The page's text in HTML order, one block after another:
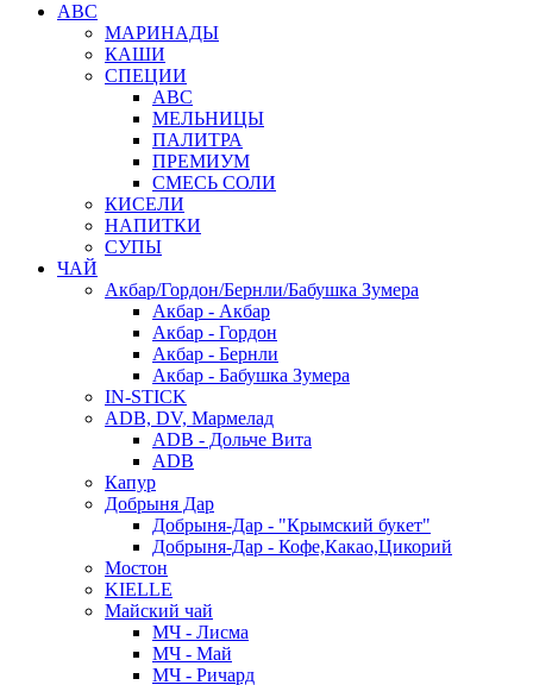
АВС
МАРИНАДЫ
КАШИ
СПЕЦИИ
АВС
МЕЛЬНИЦЫ
ПАЛИТРА
ПРЕМИУМ
СМЕСЬ СОЛИ
КИСЕЛИ
НАПИТКИ
СУПЫ
ЧАЙ
Акбар/Гордон/Бернли/Бабушка Зумера
Акбар - Акбар
Акбар - Гордон
Акбар - Бернли
Акбар - Бабушка Зумера
IN-STICK
ADB, DV, Мармелад
ADB - Дольче Вита
ADB
Капур
Добрыня Дар
Добрыня-Дар - "Крымский букет"
Добрыня-Дар - Кофе,Какао,Цикорий
Мостон
KIELLE
Майский чай
МЧ - Лисма
МЧ - Май
МЧ - Ричард